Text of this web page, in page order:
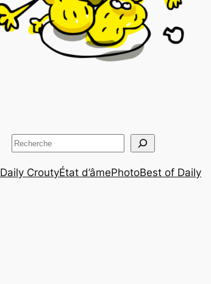
Rechercher
Daily CroutyÉtat d’âmePhotoBest of Daily